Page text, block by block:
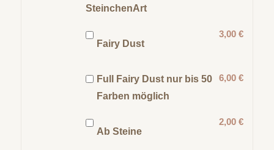
SteinchenArt
Fairy Dust
3,00 €
Full Fairy Dust nur bis 50
Farben möglich
6,00 €
Ab Steine
2,00 €